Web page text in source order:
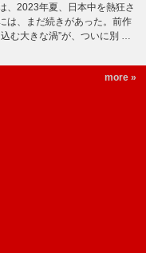
2023年夏、日本中を熱狂さ
は、まだ続きがあった。前作
む大きな渦”が、ついに別 …
more »